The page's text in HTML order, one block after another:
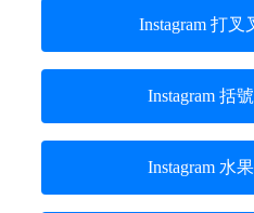
Instagram 打
Instagram 括
Instagram 水